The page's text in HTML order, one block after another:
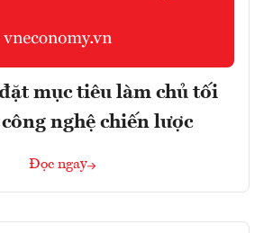
mục tiêu làm chủ tối
nghệ chiến lược
Đọc ngay